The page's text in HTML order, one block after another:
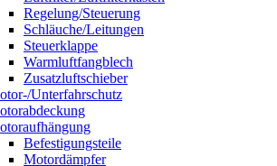
Regelung/Steuerung
Schläuche/Leitungen
Steuerklappe
Warmluftfangblech
Zusatzluftschieber
Unterfahrschutz
Befestigungsteile
Motordämpfer